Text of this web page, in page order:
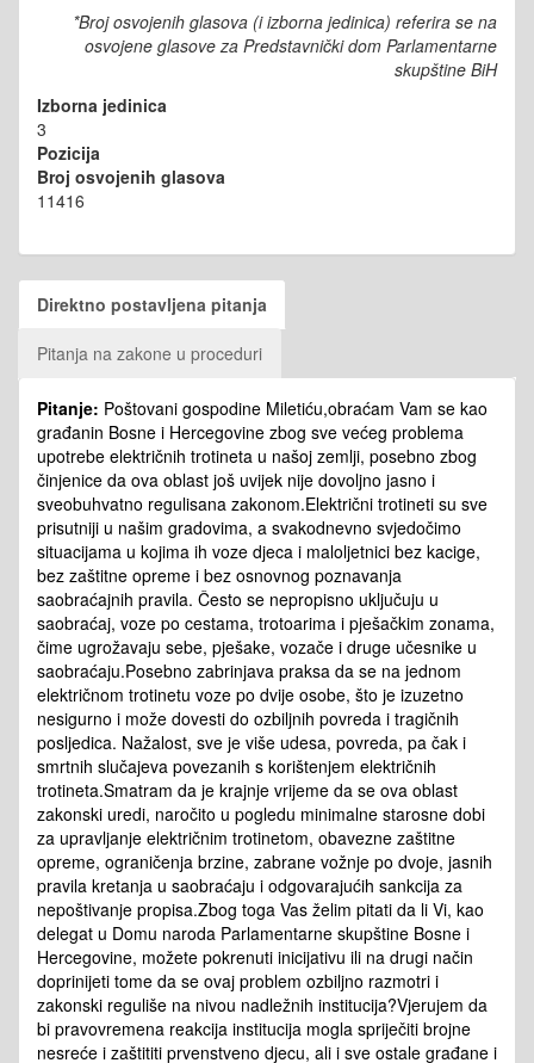
*Broj osvojenih glasova (i izborna jedinica) referira se na
osvojene glasove za Predstavnički dom Parlamentarne
skupštine BiH
Izborna jedinica
3
Pozicija
Broj osvojenih glasova
11416
Direktno postavljena pitanja
Pitanja na zakone u proceduri
Pitanje: Poštovani gospodine Miletiću,obraćam Vam se kao
građanin Bosne i Hercegovine zbog sve većeg problema
upotrebe električnih trotineta u našoj zemlji, posebno zbog
činjenice da ova oblast još uvijek nije dovoljno jasno i
sveobuhvatno regulisana zakonom.Električni trotineti su sve
prisutniji u našim gradovima, a svakodnevno svjedočimo
situacijama u kojima ih voze djeca i maloljetnici bez kacige,
bez zaštitne opreme i bez osnovnog poznavanja
saobraćajnih pravila. Često se nepropisno uključuju u
saobraćaj, voze po cestama, trotoarima i pješačkim zonama,
čime ugrožavaju sebe, pješake, vozače i druge učesnike u
saobraćaju.Posebno zabrinjava praksa da se na jednom
električnom trotinetu voze po dvije osobe, što je izuzetno
nesigurno i može dovesti do ozbiljnih povreda i tragičnih
posljedica. Nažalost, sve je više udesa, povreda, pa čak i
smrtnih slučajeva povezanih s korištenjem električnih
trotineta.Smatram da je krajnje vrijeme da se ova oblast
zakonski uredi, naročito u pogledu minimalne starosne dobi
za upravljanje električnim trotinetom, obavezne zaštitne
opreme, ograničenja brzine, zabrane vožnje po dvoje, jasnih
pravila kretanja u saobraćaju i odgovarajućih sankcija za
nepoštivanje propisa.Zbog toga Vas želim pitati da li Vi, kao
delegat u Domu naroda Parlamentarne skupštine Bosne i
Hercegovine, možete pokrenuti inicijativu ili na drugi način
doprinijeti tome da se ovaj problem ozbiljno razmotri i
zakonski reguliše na nivou nadležnih institucija?Vjerujem da
bi pravovremena reakcija institucija mogla spriječiti brojne
nesreće i zaštititi prvenstveno djecu, ali i sve ostale građane i